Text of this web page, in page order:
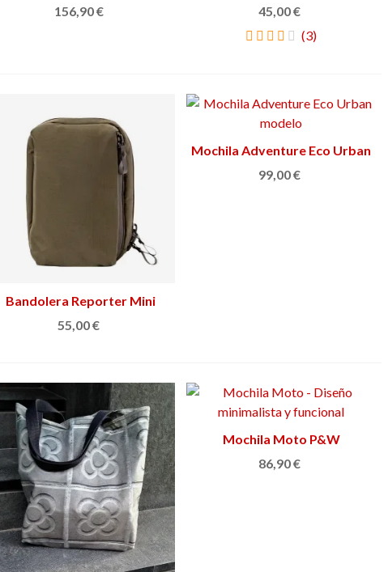
156,90 €
45,00 €
(3)
Ver más
Bandolera Reporter Mini
55,00 €
Ver más
Mochila Adventure Eco Urban
99,00 €
Añadir al carrito
Mochila Moto P&W
86,90 €